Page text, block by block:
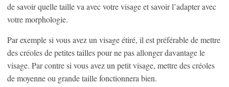
de savoir quelle taille va avec votre visage et savoir l’adapter avec
votre morphologie.
Par exemple si vous avez un visage étiré, il est préférable de mettre
des créoles de petites tailles pour ne pas allonger davantage le
visage. Par contre si vous avez un petit visage, mettre des créoles
de moyenne ou grande taille fonctionnera bien.